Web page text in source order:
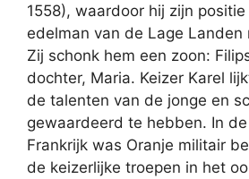
1558), waardoor hij zijn
edelman van de Lage Landen
Zij schonk hem een zoon:
dochter, Maria. Keizer Karel
de talenten van de jonge en
gewaardeerd te hebben. In
Frankrijk was Oranje militair
de keizerlijke troepen in het